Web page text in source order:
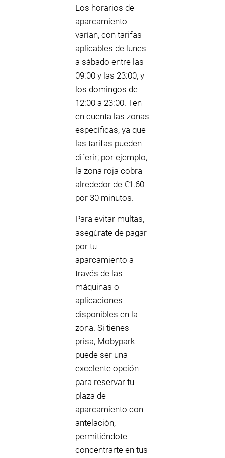
Los horarios de
aparcamiento
varían, con tarifas
aplicables de lunes
a sábado entre las
09:00 y las 23:00, y
los domingos de
12:00 a 23:00. Ten
en cuenta las zonas
específicas, ya que
las tarifas pueden
diferir; por ejemplo,
la zona roja cobra
alrededor de €1.60
por 30 minutos.
Para evitar multas,
asegúrate de pagar
por tu
aparcamiento a
través de las
máquinas o
aplicaciones
disponibles en la
zona. Si tienes
prisa, Mobypark
puede ser una
excelente opción
para reservar tu
plaza de
aparcamiento con
antelación,
permitiéndote
concentrarte en tus